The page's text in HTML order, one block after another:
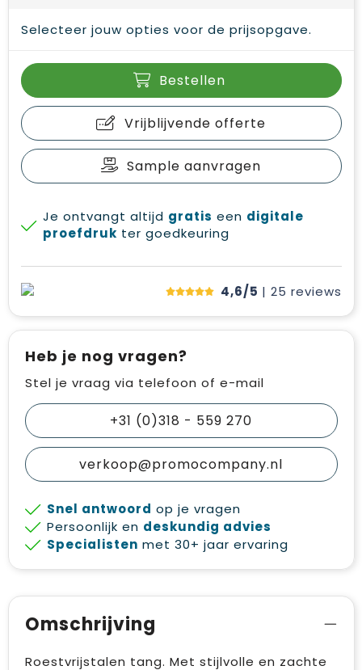
Selecteer jouw opties voor de prijsopgave.
Bestellen
Vrijblijvende offerte
Sample aanvragen
Je ontvangt altijd gratis een digitale
proefdruk ter goedkeuring
4,6/5 | 25 reviews
Heb je nog vragen?
Stel je vraag via telefoon of e-mail
+31 (0)318 - 559 270
verkoop@promocompany.nl
Snel antwoord op je vragen
Persoonlijk en deskundig advies
Specialisten met 30+ jaar ervaring
Omschrijving
Roestvrijstalen tang. Met stijlvolle en zachte